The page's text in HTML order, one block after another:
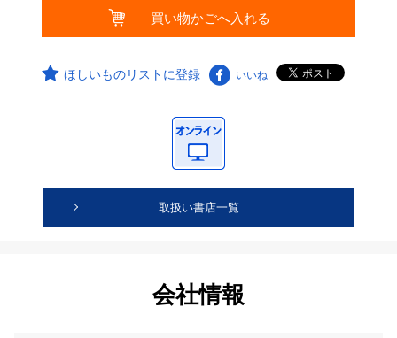
ほしいものリストに登録 いいね
取扱い書店一覧
会社情報